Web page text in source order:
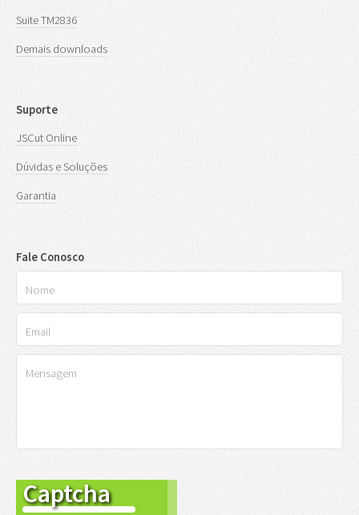
Suite TM2836
Demais downloads
Suporte
JSCut Online
Dúvidas e Soluções
Garantia
Fale Conosco
Captcha